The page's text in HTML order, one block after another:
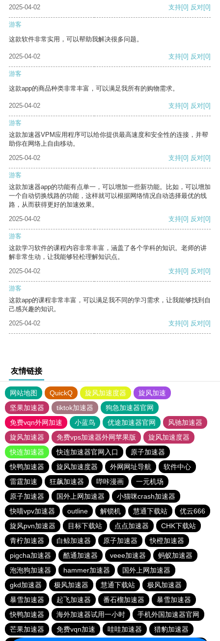
2025-04-02
支持[0] 反对[0]
游客
这款软件非常实用，可以帮助我解决很多问题。
2025-04-02 支持[0] 反对[0]
游客
这款app的商品种类非常丰富，可以满足我所有的购物需求。
2025-04-02 支持[0] 反对[0]
游客
这款加速器VPM应用程序可以给你提供最高速度和安全性的连接，并帮
助你在网络上自由移动。
2025-04-02
支持[0] 反对[0]
游客
这款加速器app的功能有点单一，可以增加一些新功能。比如，可以增加
一个自动切换线路的功能，这样就可以根据网络情况自动选择最优的线
路，从而获得更好的加速效果。
2025-04-02
支持[0] 反对[0]
游客
这款学习软件的课程内容非常丰富，涵盖了各个学科的知识。老师的讲
解非常生动，让我能够轻松理解知识点。
2025-04-02
支持[0] 反对[0]
游客
这款app的课程非常丰富，可以满足我不同的学习需求，让我能够找到自
己感兴趣的知识。
2025-04-02
支持[0] 反对[0]
友情链接
网站地图 QuickQ 旋风加速度器
旋风加速
坚果加速器
tiktok加速器
狗急加速器官网
免费vqn外网加速
小蓝鸟 优途加速器官网
风驰加速器
旋风加速器
免费vps加速器外网苹果版
旋风加速度器
快连加速器
快连加速器官网入口
原子加速器
快鸭加速器
旋风加速度器 外网网址导航
软件中心
雷霆加速
狂飙加速器 哔咔漫画
一元机场
原子加速器
国外上网加速器
小猫咪crash加速器
快喵vpv加速器
outline 解锁机 慧通下载站
优云666
旋风pvn加速器
目标下载站 点点加速器
CHK下载站
青柠加速器
白鲸加速器 原子加速器
快橙加速器
pigcha加速器
酷通加速器 veee加速器
蚂蚁加速器
泡泡狗加速器
hammer加速器
国外上网加速器
gkd加速器
极风加速器 慧通下载站
极风加速器
暴雪加速器
起飞加速器 番石榴加速器
暴雪加速器
快鸭加速器
海外加速器试用一小时
手机外国加速器官网
芒果加速器
免费vqn加速 哇哇加速器
猎豹加速器